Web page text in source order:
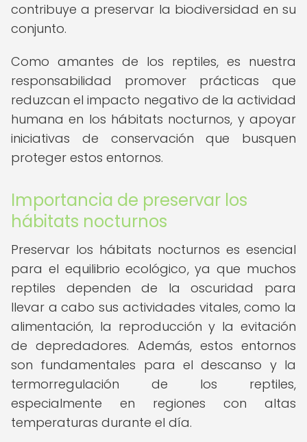
contribuye a preservar la biodiversidad en su
conjunto.
Como amantes de los reptiles, es nuestra
responsabilidad promover prácticas que
reduzcan el impacto negativo de la actividad
humana en los hábitats nocturnos, y apoyar
iniciativas de conservación que busquen
proteger estos entornos.
Importancia de preservar los
hábitats nocturnos
Preservar los hábitats nocturnos es esencial
para el equilibrio ecológico, ya que muchos
reptiles dependen de la oscuridad para
llevar a cabo sus actividades vitales, como la
alimentación, la reproducción y la evitación
de depredadores. Además, estos entornos
son fundamentales para el descanso y la
termorregulación de los reptiles,
especialmente en regiones con altas
temperaturas durante el día.